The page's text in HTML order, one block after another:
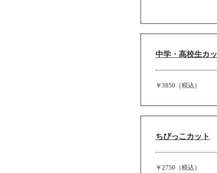
中学・高校生カ
￥3850（税込）
ちびっこカット
￥2750（税込）